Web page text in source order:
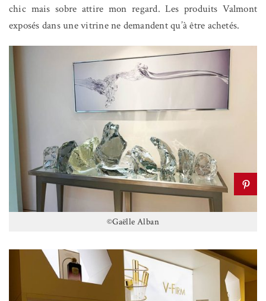
chic mais sobre attire mon regard. Les produits Valmont
exposés dans une vitrine ne demandent qu’à être achetés.
©Gaëlle Alban